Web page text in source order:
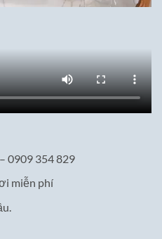
0909 354 829
miễn phí